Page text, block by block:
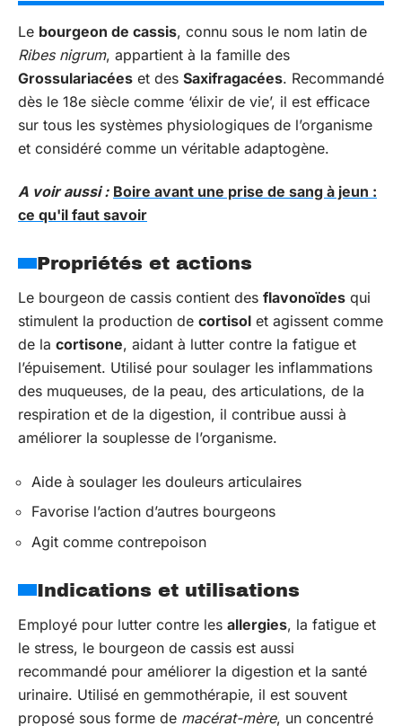
Le bourgeon de cassis, connu sous le nom latin de
Ribes nigrum, appartient à la famille des
Grossulariacées et des Saxifragacées. Recommandé
dès le 18e siècle comme ‘élixir de vie’, il est efficace
sur tous les systèmes physiologiques de l’organisme
et considéré comme un véritable adaptogène.
A voir aussi : Boire avant une prise de sang à jeun :
ce qu'il faut savoir
Propriétés et actions
Le bourgeon de cassis contient des flavonoïdes qui
stimulent la production de cortisol et agissent comme
de la cortisone, aidant à lutter contre la fatigue et
l’épuisement. Utilisé pour soulager les inflammations
des muqueuses, de la peau, des articulations, de la
respiration et de la digestion, il contribue aussi à
améliorer la souplesse de l’organisme.
Aide à soulager les douleurs articulaires
Favorise l’action d’autres bourgeons
Agit comme contrepoison
Indications et utilisations
Employé pour lutter contre les allergies, la fatigue et
le stress, le bourgeon de cassis est aussi
recommandé pour améliorer la digestion et la santé
urinaire. Utilisé en gemmothérapie, il est souvent
proposé sous forme de macérat-mère, un concentré